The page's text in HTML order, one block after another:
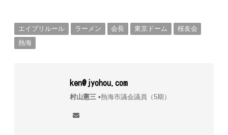
エイプリルール ラーメン 会長 東京ドーム
桜友会
熱海
ken@jyohou.com
村山憲三▪︎熱海市議会議員（5期）